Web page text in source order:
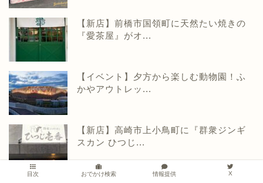
【新店】前橋市国領町に天然たい焼きの
『愛茶屋』がオ...
【イベント】夕方から楽しむ動物園！ふ
かやアウトレッ...
【新店】高崎市上小鳥町に『群衆ジンギ
スカン ひつじ...
目次 おでかけ検索 情報提供 X